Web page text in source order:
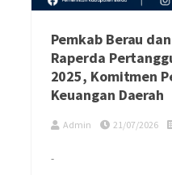
Pemkab Berau
Raperda
2025, Komitmen
Keuangan Daerah
Admin 21/07/2026
-